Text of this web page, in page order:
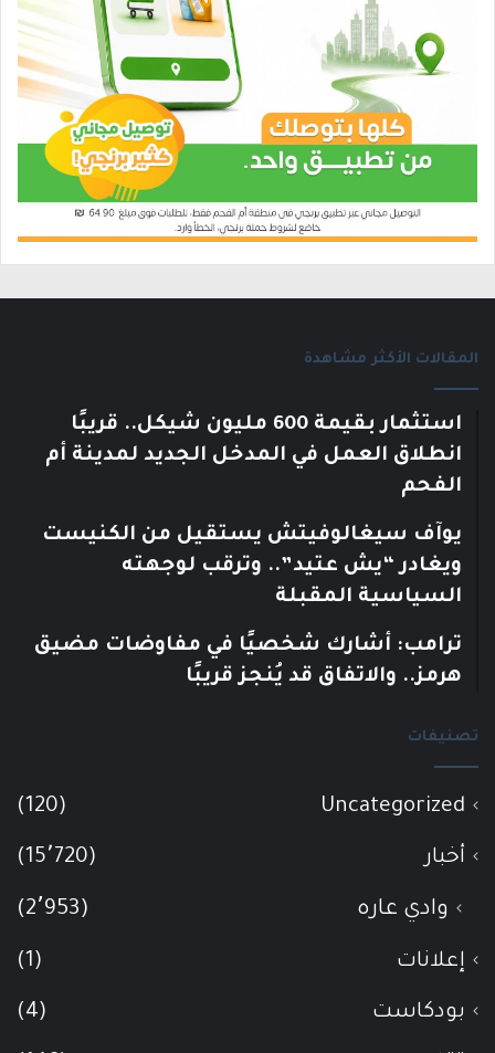
المقالات الأكثر مشاهدة
استثمار بقيمة 600 مليون شيكل.. قريبًا
انطلاق العمل في المدخل الجديد لمدينة أم
الفحم
يوآف سيغالوفيتش يستقيل من الكنيست
ويغادر “يش عتيد”.. وترقب لوجهته
السياسية المقبلة
ترامب: أشارك شخصيًا في مفاوضات مضيق
هرمز.. والاتفاق قد يُنجز قريبًا
تصنيفات
Uncategorized
(120)
أخبار (15٬720)
وادي عاره (2٬953)
إعلانات (1)
بودكاست (4)